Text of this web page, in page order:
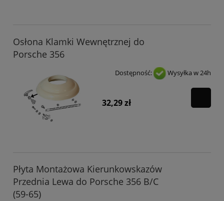
Osłona Klamki Wewnętrznej do
Porsche 356
Dostępność: Wysyłka w 24h
32,29 zł
Płyta Montażowa Kierunkowskazów
Przednia Lewa do Porsche 356 B/C
(59-65)